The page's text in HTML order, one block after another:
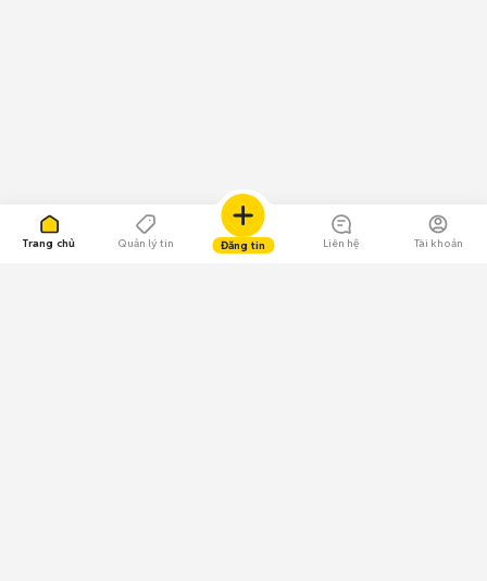
Trang chủ Quản lý tin Đăng tin Liên hệ Tài khoản